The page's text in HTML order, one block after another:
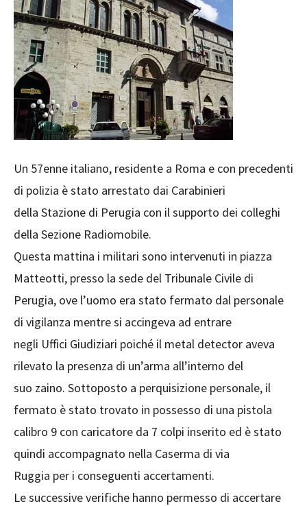
Un 57enne italiano, residente a Roma e con precedenti
di polizia è stato arrestato dai Carabinieri
della Stazione di Perugia con il supporto dei colleghi
della Sezione Radiomobile.
Questa mattina i militari sono intervenuti in piazza
Matteotti, presso la sede del Tribunale Civile di
Perugia, ove l’uomo era stato fermato dal personale
di vigilanza mentre si accingeva ad entrare
negli Uffici Giudiziari poiché il metal detector aveva
rilevato la presenza di un’arma all’interno del
suo zaino. Sottoposto a perquisizione personale, il
fermato è stato trovato in possesso di una pistola
calibro 9 con caricatore da 7 colpi inserito ed è stato
quindi accompagnato nella Caserma di via
Ruggia per i conseguenti accertamenti.
Le successive verifiche hanno permesso di accertare